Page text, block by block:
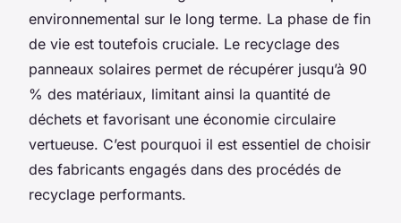
environnemental sur le long terme. La phase de fin
de vie est toutefois cruciale. Le recyclage des
panneaux solaires permet de récupérer jusqu’à 90
% des matériaux, limitant ainsi la quantité de
déchets et favorisant une économie circulaire
vertueuse. C’est pourquoi il est essentiel de choisir
des fabricants engagés dans des procédés de
recyclage performants.